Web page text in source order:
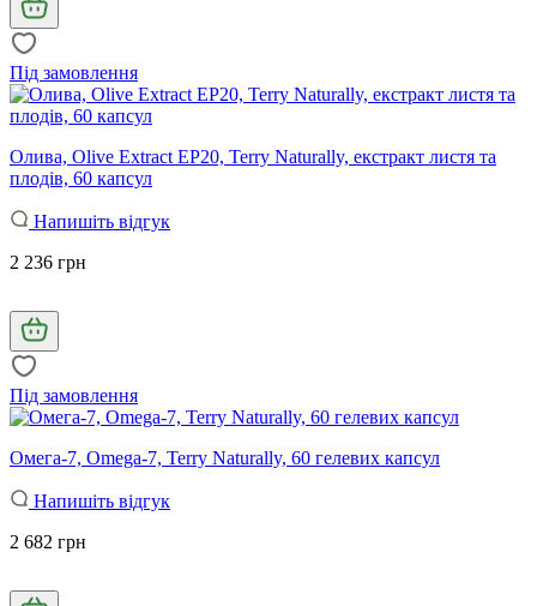
Під замовлення
Олива, Olive Extract EP20, Terry Naturally, екстракт листя та
плодів, 60 капсул
Напишіть відгук
2 236 грн
Під замовлення
Омега-7, Omega-7, Terry Naturally, 60 гелевих капсул
Напишіть відгук
2 682 грн